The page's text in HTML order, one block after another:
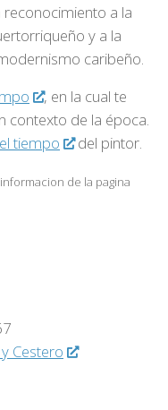
a la
y a la
caribeño.
, en la cual te
contexto de la época.
tiempo del pintor.
de la pagina
Cestero